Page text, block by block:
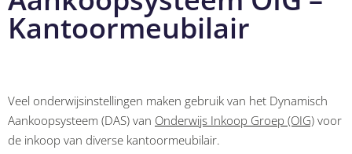
Kantoormeubilair
Veel onderwijsinstellingen maken gebruik van het Dynamisch
Aankoopsysteem (DAS) van Onderwijs Inkoop Groep (OIG) voor
de inkoop van diverse kantoormeubilair.